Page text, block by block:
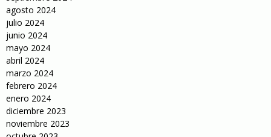
agosto 2024
julio 2024
junio 2024
mayo 2024
abril 2024
marzo 2024
febrero 2024
enero 2024
diciembre 2023
noviembre 2023